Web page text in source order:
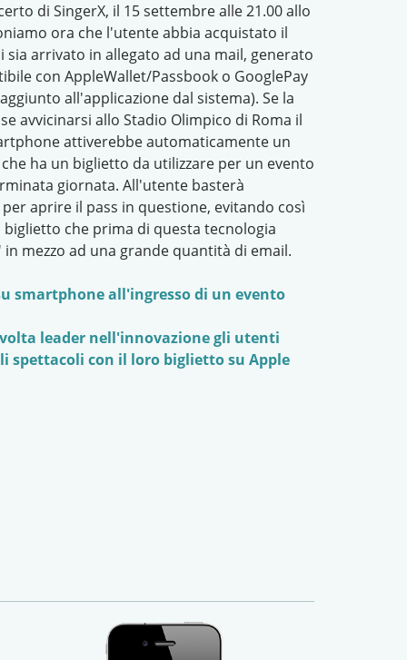
di SingerX, il 15 settembre alle 21.00 allo
ora che l'utente abbia acquistato il
sia arrivato in allegato ad una mail, generato
con AppleWallet/Passbook o GooglePay
all'applicazione dal sistema). Se la
avvicinarsi allo Stadio Olimpico di Roma il
attiverebbe automaticamente un
ha un biglietto da utilizzare per un evento
giornata. All'utente basterà
aprire il pass in questione, evitando così
che prima di questa tecnologia
mezzo ad una grande quantità di email.
smartphone all'ingresso di un evento
leader nell'innovazione gli utenti
spettacoli con il loro biglietto su Apple